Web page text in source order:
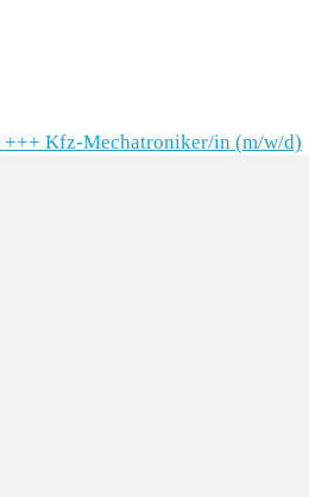
+++ Kfz-Mechatroniker/in (m/w/d)